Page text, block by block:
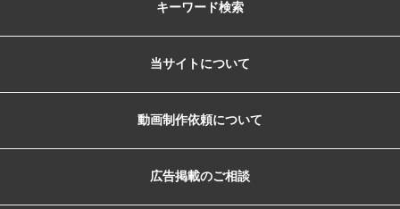
キーワード検索
当サイトについて
動画制作依頼について
広告掲載のご相談